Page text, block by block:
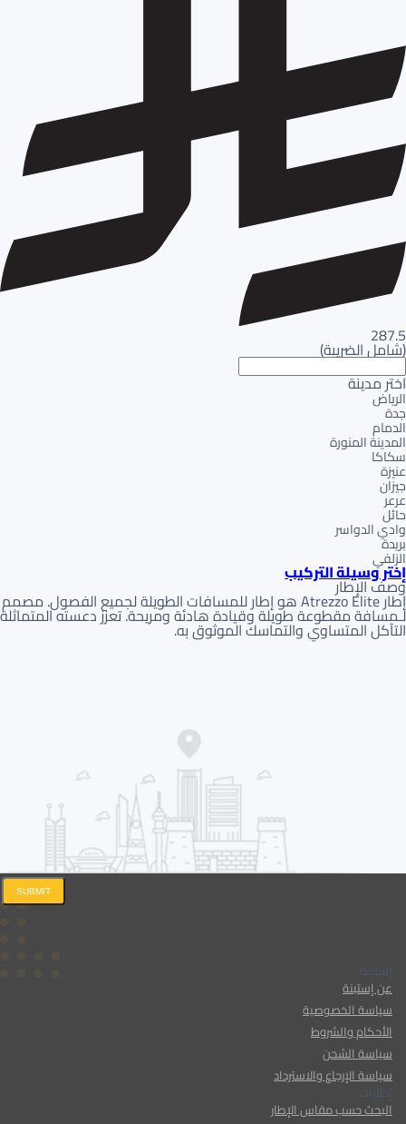
287.5
(شامل الضريبة)
اختر مدينة
الرياض
جدة
الدمام
المدينة المنورة
سكاكا
عنيزة
جيزان
عرعر
حائل
وادي الدواسر
بريدة
الزلفي
إختر وسيلة التركيب
وصف الإطار
إطار Atrezzo Elite هو إطار للمسافات الطويلة لجميع الفصول. مصمم
لـمسافة مقطوعة طويلة وقيادة هادئة ومريحة. تعزز دعسته المتماثلة
التآكل المتساوي والتماسك الموثوق به.
إستبنة
عن إستبنة
سياسة الخصوصية
الأحكام والشروط
سياسة الشحن
سياسة الإرجاع والاسترداد
إطارات
البحث حسب مقاس الإطار
SUBMIT